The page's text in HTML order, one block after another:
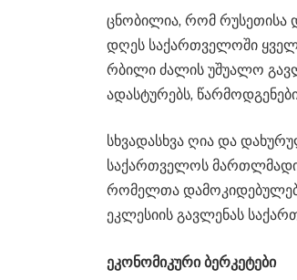
ცნობილია, რომ რუსეთისა
დღეს საქართველოში
რბილი ძალის უშუალო
ადასტურებს,
სხვადასხვა ღია და
საქართველოს
რომელთა
ეკლესიის გავლენას
ეკონომიკური ბერკეტები